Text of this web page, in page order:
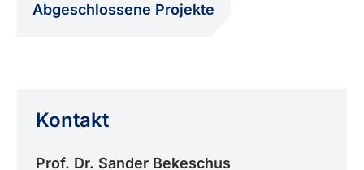
Abgeschlossene Projekte
Kontakt
Prof. Dr. Sander Bekeschus